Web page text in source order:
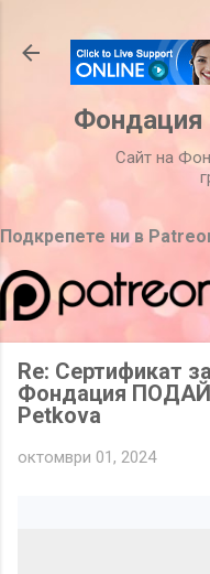
Сайт на
Подкрепете ни в
Re: Сертификат
Фондация
Petkova
октомври 01, 2024